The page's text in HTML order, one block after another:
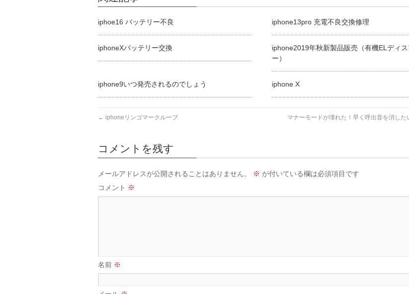
iphoe16 バッテリー不良 iphone13pro 充電不良交換修理
iphoneXバッテリー交換
iphone2019年秋新製品販売（有機ELディス
ー）
iphone9いつ発売されるのでしょう iphone X
← iphoneリンゴマークループ マナーモードが壊れた！早く呼出音を消した
コメントを残す
メールアドレスが公開されることはありません。 ※ が付いている欄は必須項目です
コメント ※
名前 ※